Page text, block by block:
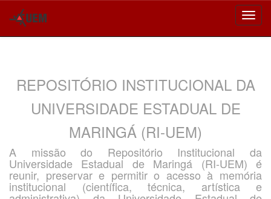
REPOSITÓRIO INSTITUCIONAL DA
UNIVERSIDADE ESTADUAL DE
MARINGÁ (RI-UEM)
A missão do Repositório Institucional da
Universidade Estadual de Maringá (RI-UEM) é
reunir, preservar e permitir o acesso à memória
institucional (científica, técnica, artística e